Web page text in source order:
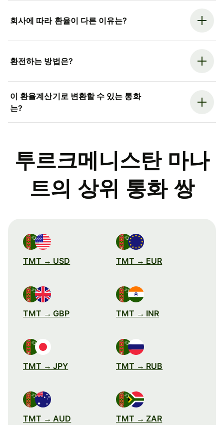
회사에 따라 환율이 다른 이유는?
환전하는 방법은?
이 환율계산기로 변환할 수 있는 통화
는?
투르크메니스탄 마나
트의 상위 통화 쌍
TMT → USD TMT → EUR
TMT → GBP TMT → INR
TMT → JPY TMT → RUB
TMT → AUD TMT → ZAR